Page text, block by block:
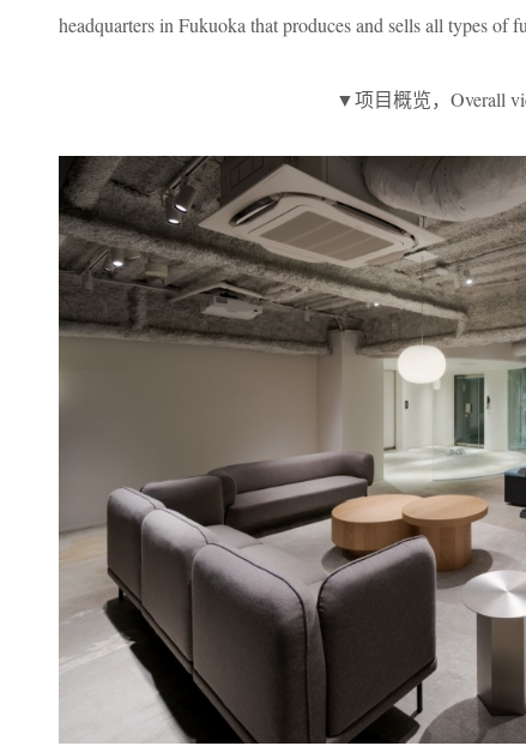
headquarters in Fukuoka that produces and sells all types of
▼项目概览，Overall